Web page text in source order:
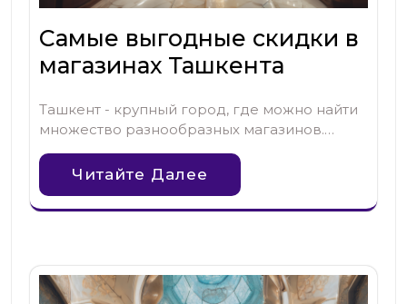
Самые выгодные скидки в
магазинах Ташкента
Ташкент - крупный город, где можно найти
множество разнообразных магазинов.…
Читайте Далее